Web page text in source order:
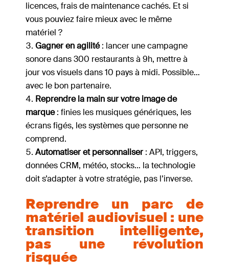
licences, frais de maintenance cachés. Et si
vous pouviez faire mieux avec le même
matériel ?
Gagner en agilité: lancer une campagne
sonore dans 300 restaurants à 9h, mettre à
jour vos visuels dans 10 pays à midi. Possible…
avec le bon partenaire.
Reprendre la main sur votre image de
marque: finies les musiques génériques, les
écrans figés, les systèmes que personne ne
comprend.
Automatiser et personnaliser: API, triggers,
données CRM, météo, stocks… la technologie
doit s’adapter à votre stratégie, pas l’inverse.
Reprendre un parc de
matériel audiovisuel : une
transition intelligente,
pas une révolution
risquée